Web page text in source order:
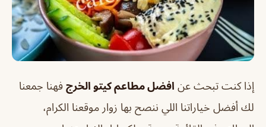
إذا كنت تبحث عن افضل مطاعم كيتو الخرج فهنا جمعنا
لك أفضل خياراتنا اللي ننصح بها زوار موقعنا الكرام،